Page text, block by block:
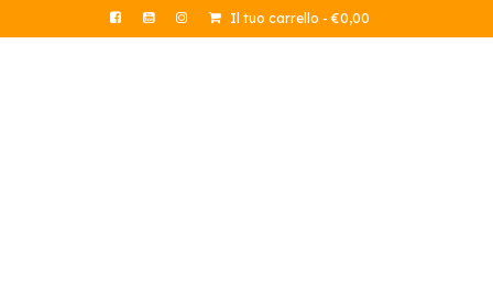
Il tuo carrello - €0,00